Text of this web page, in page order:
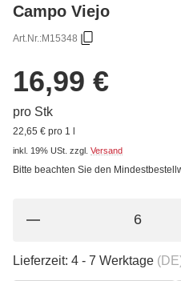
Campo Viejo
Art.Nr.:M15348
16,99 €
pro Stk
22,65 € pro 1 l
inkl. 19% USt. zzgl. Versand
Bitte beachten Sie den
Lieferzeit: 4 - 7 Werktage